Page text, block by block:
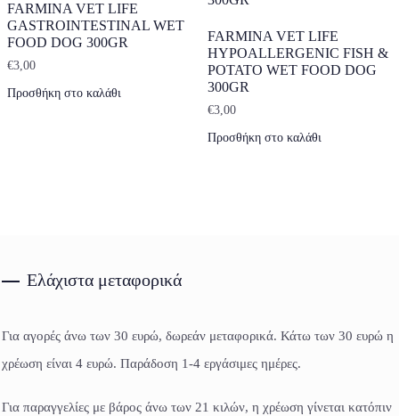
FARMINA VET LIFE
GASTROINTESTINAL WET
FOOD DOG 300GR
€3,00
Προσθήκη στο καλάθι
FARMINA VET LIFE
HYPOALLERGENIC FISH &
POTATO WET FOOD DOG
300GR
€3,00
Προσθήκη στο καλάθι
Ελάχιστα μεταφορικά
Για αγορές άνω των 30 ευρώ, δωρεάν μεταφορικά. Κάτω των 30 ευρώ η
χρέωση είναι 4 ευρώ. Παράδοση 1-4 εργάσιμες ημέρες.
Για παραγγελίες με βάρος άνω των 21 κιλών, η χρέωση γίνεται κατόπιν